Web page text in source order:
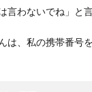
言わないでね」と
は、私の携帯番号